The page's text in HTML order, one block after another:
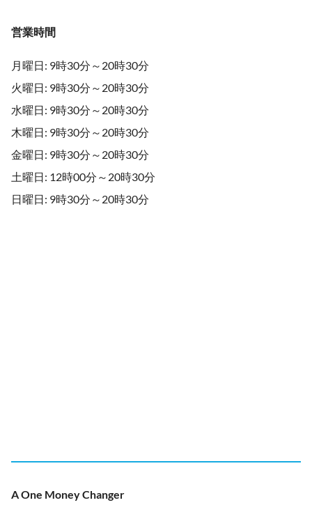
営業時間
月曜日: 9時30分～20時30分
火曜日: 9時30分～20時30分
水曜日: 9時30分～20時30分
木曜日: 9時30分～20時30分
金曜日: 9時30分～20時30分
土曜日: 12時00分～20時30分
日曜日: 9時30分～20時30分
A One Money Changer